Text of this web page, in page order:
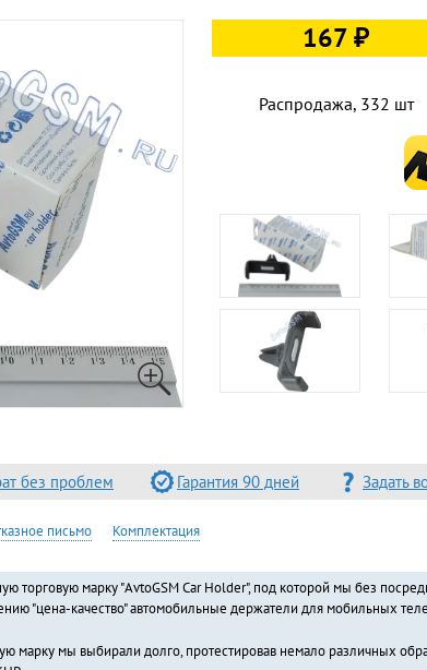
167 ₽
Распродажа, 332 шт
без проблем Гарантия 90 дней Задать
письмо Комплектация
торговую марку "AvtoGSM Car Holder", под которой мы без
"цена-качество" автомобильные держатели для мобильных
марку мы выбирали долго, протестировав немало различных